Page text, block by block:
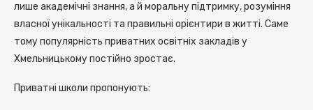
лише академічні знання, а й моральну підтримку, розуміння
власної унікальності та правильні орієнтири в житті. Саме
тому популярність приватних освітніх закладів у
Хмельницькому постійно зростає.
Приватні школи пропонують: